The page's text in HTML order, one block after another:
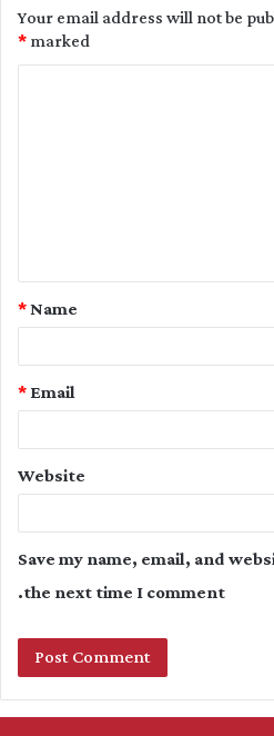
Your email address will not be
marked
*
Name
*
Email
*
Website
Save my name, email, and
the next time I comment.